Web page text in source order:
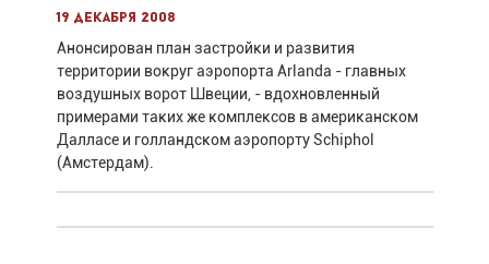
19 декабря 2008
Анонсирован план застройки и развития
территории вокруг аэропорта Arlanda - главных
воздушных ворот Швеции, - вдохновленный
примерами таких же комплексов в американском
Далласе и голландском аэропорту Schiphol
(Амстердам).